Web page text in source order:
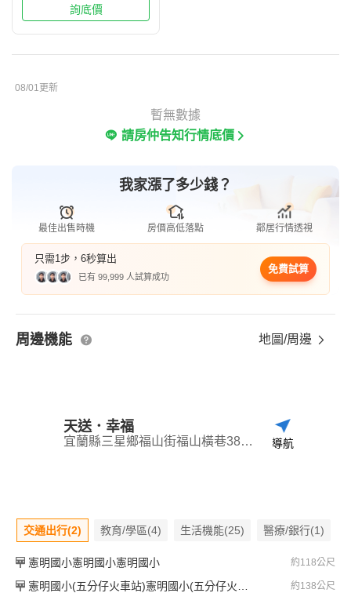
詢底價
08/01更新
暫無數據
請房仲告知行情底價
我家漲了多少錢？
最佳出售時機 房價高低落點 鄰居行情透視
只需1步，6秒算出
已有 99,999 人試算成功
免費試算
周邊機能 地圖/周邊
天送．幸福
宜蘭縣三星鄉福山街福山橫巷38號之5 導航
交通出行(2) 教育/學區(4) 生活機能(25) 醫療/銀行(1)
憲明國小憲明國小憲明國小 約118公尺
憲明國小(五分仔火車站)憲明國小(五分仔火車站)憲明國小(五分仔火車站) 約138公尺